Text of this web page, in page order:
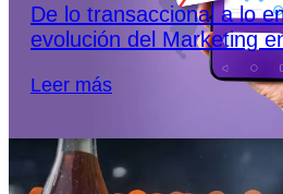
De lo transaccional a lo
evolución del Marketing
Leer más